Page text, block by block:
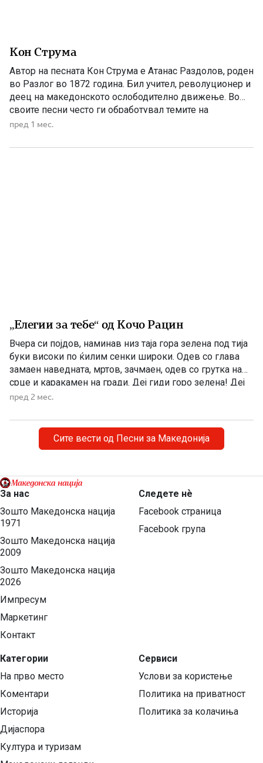
Кон Струма
Автор на песната Кон Струма е Атанас Раздолов, роден
во Разлог во 1872 година. Бил учител, револуционер и
деец на македонското ослободително движење. Во
своите песни често ги обработувал темите на
слободата, националното будење и страдањата на
претставува значаен дел од македонската
пред 1 мес.
„Елегии за тебе“ од Кочо Рацин
Вчера си појдов, наминав низ таја гора зелена под тија
буки високи по ќилим сенки широки. Одев со глава
замаен наведната, мртов, зачмаен, одев со грутка на
срце и каракамен на гради. Деј гиди горо зелена! Деј
гиди водо студена! Пилците пеат – ти плачеш, сонцето
пред 2 мес.
Сите вести од Песни за Македонија
За нас
Зошто Македонска нација
1971
Зошто Македонска нација
2009
Зошто Македонска нација
2026
Импресум
Маркетинг
Контакт
Категории
На прво место
Коментари
Историја
Дијаспора
Култура и туризам
Следете нѐ
Facebook страница
Facebook група
Сервиси
Услови за користење
Политика на приватност
Политика за колачиња